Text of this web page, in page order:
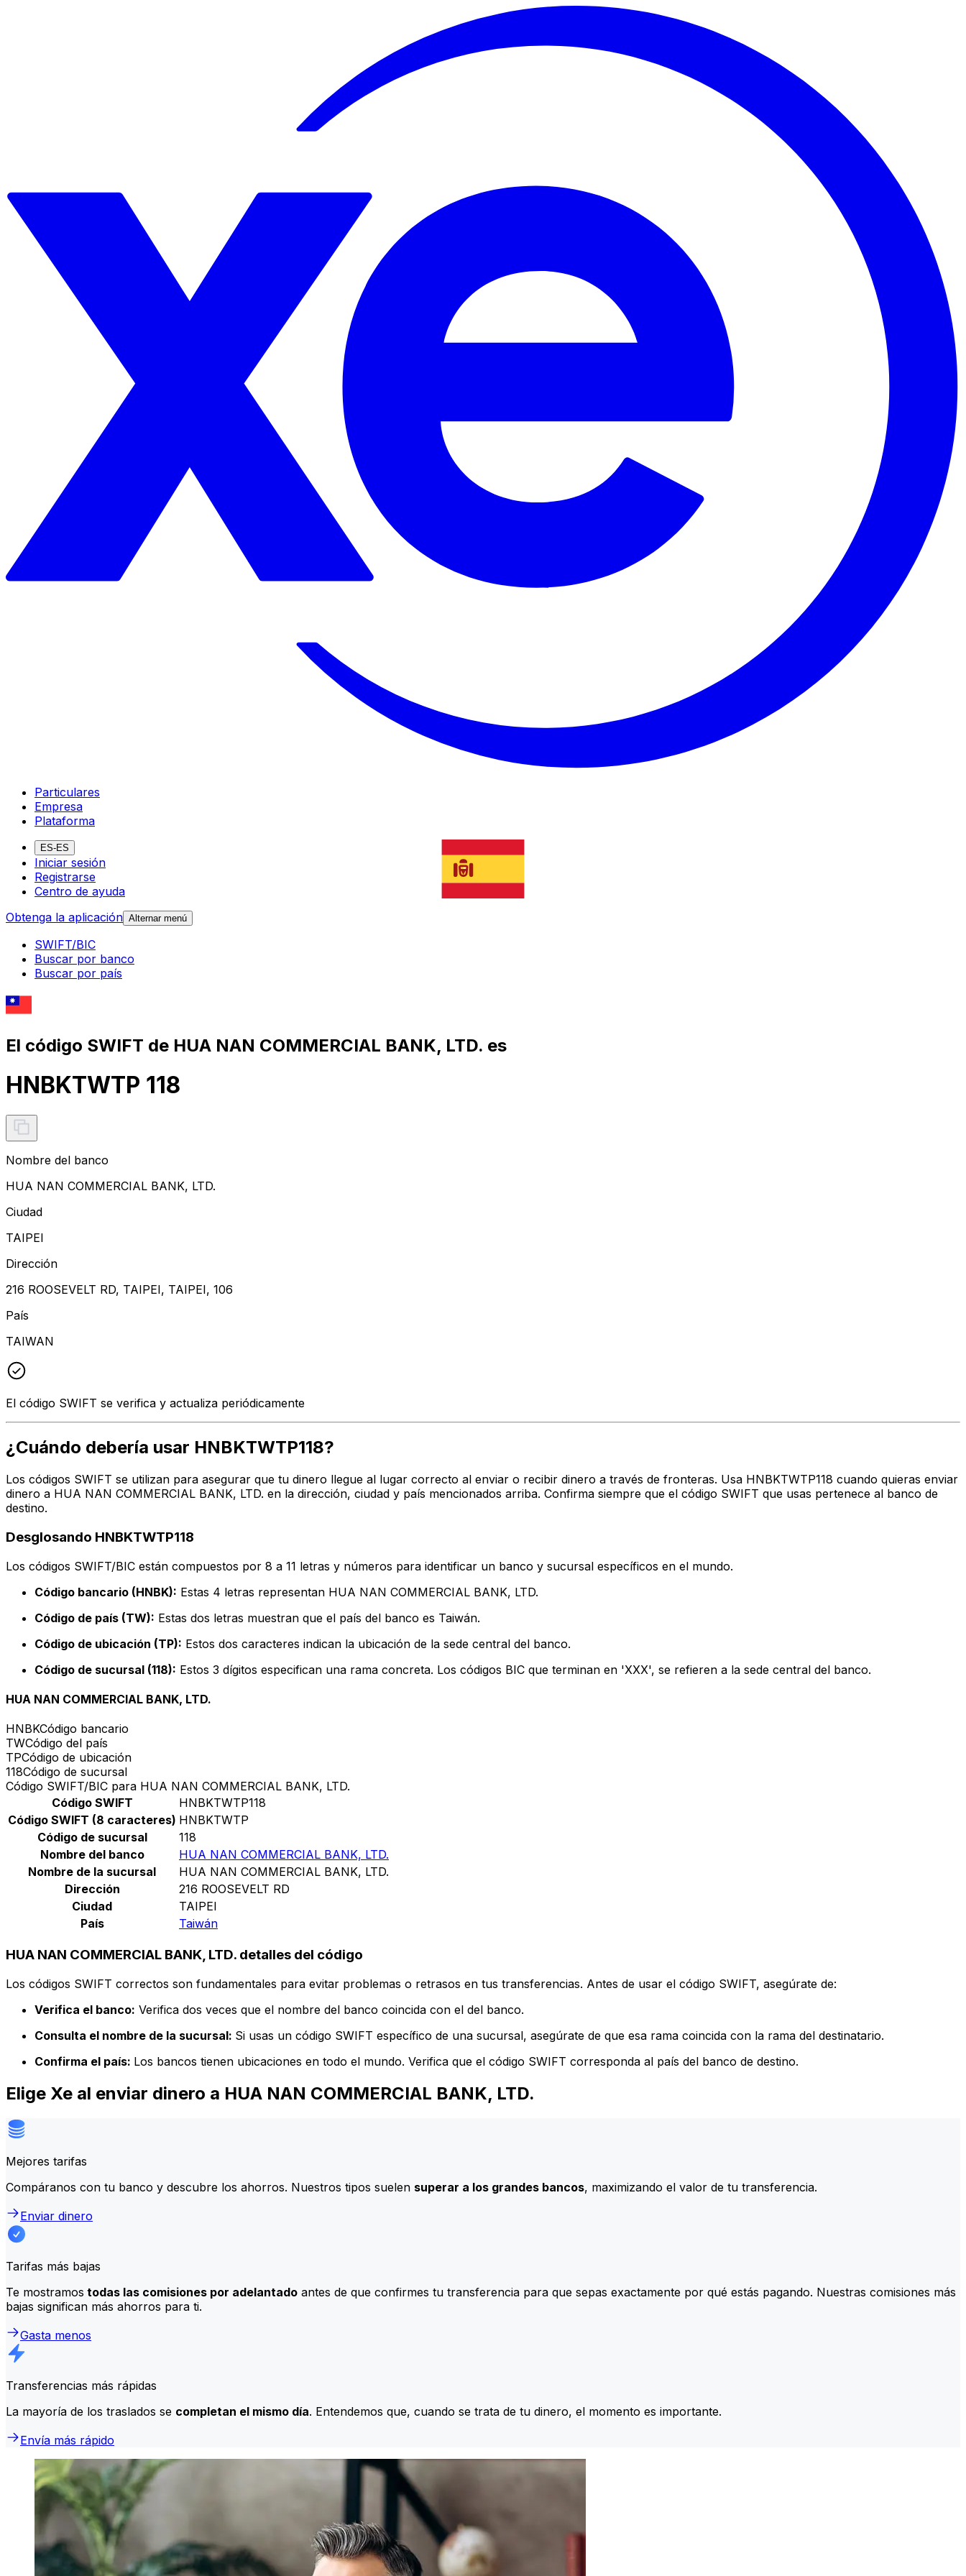
Particulares
Empresa
Plataforma
ES-ES
Iniciar sesión
Registrarse
Centro de ayuda
Obtenga la aplicación Alternar menú
SWIFT/BIC
Buscar por banco
Buscar por país
El código SWIFT de HUA NAN COMMERCIAL BANK, LTD. es
HNBKTWTP 118
Nombre del banco
HUA NAN COMMERCIAL BANK, LTD.
Ciudad
TAIPEI
Dirección
216 ROOSEVELT RD, TAIPEI, TAIPEI, 106
País
TAIWAN
El código SWIFT se verifica y actualiza periódicamente
¿Cuándo debería usar HNBKTWTP118?
Los códigos SWIFT se utilizan para asegurar que tu dinero llegue al lugar correcto al enviar o recibir dinero a través de fronteras. Usa HNBKTWTP118 cuando quieras enviar
dinero a HUA NAN COMMERCIAL BANK, LTD. en la dirección, ciudad y país mencionados arriba. Confirma siempre que el código SWIFT que usas pertenece al banco de
destino.
Desglosando HNBKTWTP118
Los códigos SWIFT/BIC están compuestos por 8 a 11 letras y números para identificar un banco y sucursal específicos en el mundo.
Código bancario (HNBK): Estas 4 letras representan HUA NAN COMMERCIAL BANK, LTD.
Código de país (TW): Estas dos letras muestran que el país del banco es Taiwán.
Código de ubicación (TP): Estos dos caracteres indican la ubicación de la sede central del banco.
Código de sucursal (118): Estos 3 dígitos especifican una rama concreta. Los códigos BIC que terminan en 'XXX', se refieren a la sede central del banco.
HUA NAN COMMERCIAL BANK, LTD.
HNBKCódigo bancario
TWCódigo del país
TPCódigo de ubicación
118Código de sucursal
Código SWIFT/BIC para HUA NAN COMMERCIAL BANK, LTD.
Código SWIFT
HNBKTWTP118
Código SWIFT (8 caracteres) HNBKTWTP
Código de sucursal
118
Nombre del banco
HUA NAN COMMERCIAL BANK, LTD.
Nombre de la sucursal
HUA NAN COMMERCIAL BANK, LTD.
Dirección
216 ROOSEVELT RD
Ciudad
TAIPEI
País
Taiwán
HUA NAN COMMERCIAL BANK, LTD. detalles del código
Los códigos SWIFT correctos son fundamentales para evitar problemas o retrasos en tus transferencias. Antes de usar el código SWIFT, asegúrate de:
Verifica el banco: Verifica dos veces que el nombre del banco coincida con el del banco.
Consulta el nombre de la sucursal: Si usas un código SWIFT específico de una sucursal, asegúrate de que esa rama coincida con la rama del destinatario.
Confirma el país: Los bancos tienen ubicaciones en todo el mundo. Verifica que el código SWIFT corresponda al país del banco de destino.
Elige Xe al enviar dinero a HUA NAN COMMERCIAL BANK, LTD.
Mejores tarifas
Compáranos con tu banco y descubre los ahorros. Nuestros tipos suelen superar a los grandes bancos, maximizando el valor de tu transferencia.
Enviar dinero
Tarifas más bajas
Te mostramos todas las comisiones por adelantado antes de que confirmes tu transferencia para que sepas exactamente por qué estás pagando. Nuestras comisiones más
bajas significan más ahorros para ti.
Gasta menos
Transferencias más rápidas
La mayoría de los traslados se completan el mismo día. Entendemos que, cuando se trata de tu dinero, el momento es importante.
Envía más rápido